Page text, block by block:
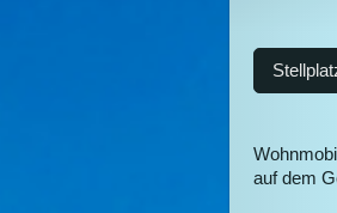
auf dem